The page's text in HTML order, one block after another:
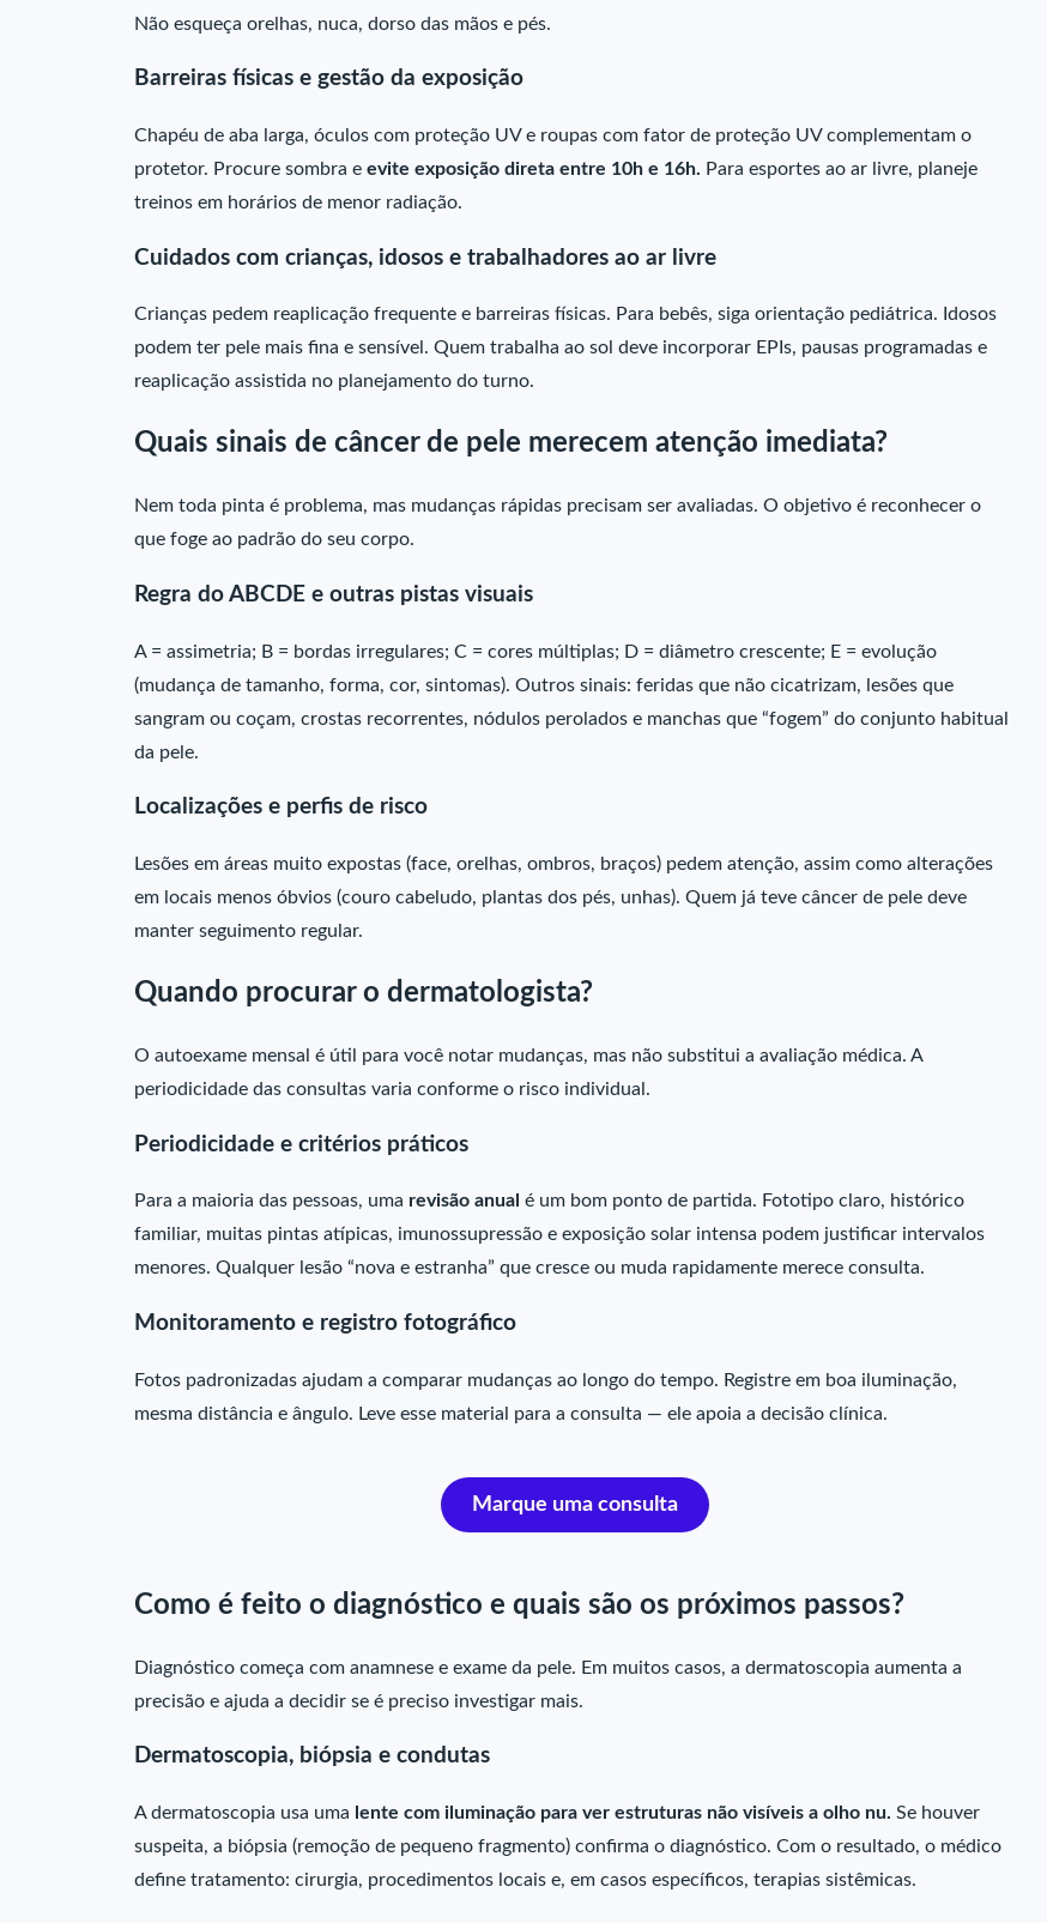
Não esqueça orelhas, nuca, dorso das mãos e pés.
Barreiras físicas e gestão da exposição
Chapéu de aba larga, óculos com proteção UV e roupas com fator de proteção UV complementam o
protetor. Procure sombra e evite exposição direta entre 10h e 16h. Para esportes ao ar livre, planeje
treinos em horários de menor radiação.
Cuidados com crianças, idosos e trabalhadores ao ar livre
Crianças pedem reaplicação frequente e barreiras físicas. Para bebês, siga orientação pediátrica. Idosos
podem ter pele mais fina e sensível. Quem trabalha ao sol deve incorporar EPIs, pausas programadas e
reaplicação assistida no planejamento do turno.
Quais sinais de câncer de pele merecem atenção imediata?
Nem toda pinta é problema, mas mudanças rápidas precisam ser avaliadas. O objetivo é reconhecer o
que foge ao padrão do seu corpo.
Regra do ABCDE e outras pistas visuais
A = assimetria; B = bordas irregulares; C = cores múltiplas; D = diâmetro crescente; E = evolução
(mudança de tamanho, forma, cor, sintomas). Outros sinais: feridas que não cicatrizam, lesões que
sangram ou coçam, crostas recorrentes, nódulos perolados e manchas que “fogem” do conjunto habitual
da pele.
Localizações e perfis de risco
Lesões em áreas muito expostas (face, orelhas, ombros, braços) pedem atenção, assim como alterações
em locais menos óbvios (couro cabeludo, plantas dos pés, unhas). Quem já teve câncer de pele deve
manter seguimento regular.
Quando procurar o dermatologista?
O autoexame mensal é útil para você notar mudanças, mas não substitui a avaliação médica. A
periodicidade das consultas varia conforme o risco individual.
Periodicidade e critérios práticos
Para a maioria das pessoas, uma revisão anual é um bom ponto de partida. Fototipo claro, histórico
familiar, muitas pintas atípicas, imunossupressão e exposição solar intensa podem justificar intervalos
menores. Qualquer lesão “nova e estranha” que cresce ou muda rapidamente merece consulta.
Monitoramento e registro fotográfico
Fotos padronizadas ajudam a comparar mudanças ao longo do tempo. Registre em boa iluminação,
mesma distância e ângulo. Leve esse material para a consulta — ele apoia a decisão clínica.
Marque uma consulta
Como é feito o diagnóstico e quais são os próximos passos?
Diagnóstico começa com anamnese e exame da pele. Em muitos casos, a dermatoscopia aumenta a
precisão e ajuda a decidir se é preciso investigar mais.
Dermatoscopia, biópsia e condutas
A dermatoscopia usa uma lente com iluminação para ver estruturas não visíveis a olho nu. Se houver
suspeita, a biópsia (remoção de pequeno fragmento) confirma o diagnóstico. Com o resultado, o médico
define tratamento: cirurgia, procedimentos locais e, em casos específicos, terapias sistêmicas.